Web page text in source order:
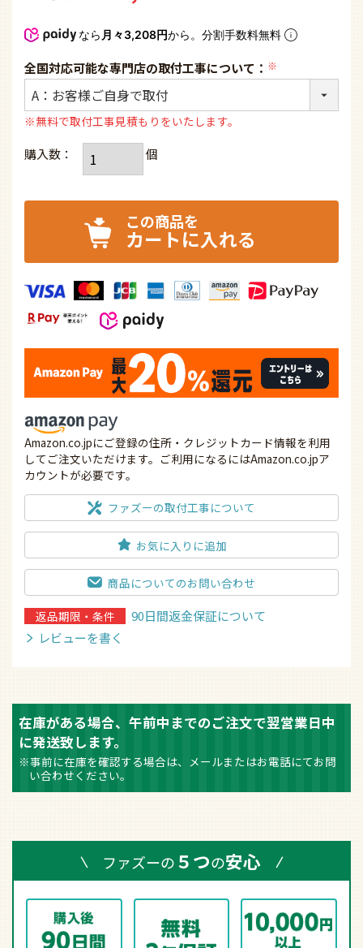
なら 月々3,208円から。分割手数料無料
全国対応可能な専門店の取付工事について：
(必
※無料で取付工事見積もりをいたします。
カートに入れる
Amazon.co.jpにご登録の住所・クレジットカード情報を利用
してご注文いただけます。ご利用になるにはAmazon.co.jpア
カウントが必要です。
ファズーの取付工事について
お気に入りに追加
商品についてのお問い合わせ
返品期限・条件
90日間返金保証について
レビューを書く
在庫がある場合、午前中までのご注文で翌営業日中
に発送致します。
※事前に在庫を確認する場合は、メールまたはお電話にてお問
い合わせください。
ファズーの５つの安心